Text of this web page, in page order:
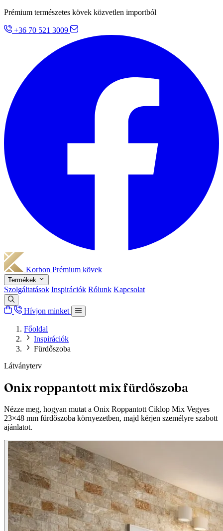
Prémium természetes kövek közvetlen importból
+36 70 521 3009
Korbon Prémium kövek
Termékek
Szolgáltatások Inspirációk Rólunk Kapcsolat
Hívjon minket
Főoldal
Inspirációk
Fürdőszoba
Látványterv
Onix roppantott mix fürdőszoba
Nézze meg, hogyan mutat a Onix Roppantott Ciklop Mix Vegyes
23×48 mm fürdőszoba környezetben, majd kérjen személyre szabott
ajánlatot.